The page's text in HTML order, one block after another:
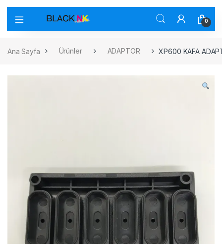
0
Ana Sayfa Ürünler ADAPTOR XP600 KAFA